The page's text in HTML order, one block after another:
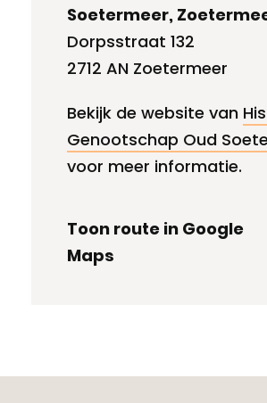
Soetermeer,
Dorpsstraat 132
2712 AN Zoetermeer
Bekijk de website van
Genootschap Oud
voor meer informatie.
Toon route in Google
Maps